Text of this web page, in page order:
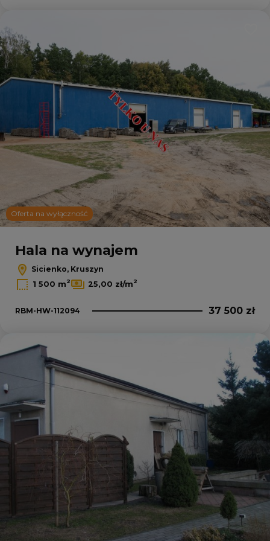
Oferta na wyłączność
Hala na wynajem
Sicienko, Kruszyn
1 500 m2 25,00 zł/m2
RBM-HW-112094 37 500 zł